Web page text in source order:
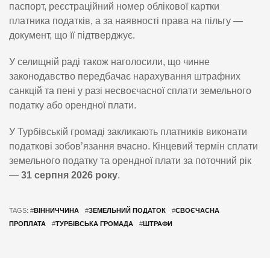
паспорт, реєстраційний номер облікової картки
платника податків, а за наявності права на пільгу —
документ, що її підтверджує.
У селищній раді також наголосили, що чинне
законодавство передбачає нарахування штрафних
санкцій та пені у разі несвоєчасної сплати земельного
податку або орендної плати.
У Турбівській громаді закликають платників виконати
податкові зобов’язання вчасно. Кінцевий термін сплати
земельного податку та орендної плати за поточний рік
— 31 серпня 2026 року.
TAGS: #ВІННИЧЧИНА #ЗЕМЕЛЬНИЙ ПОДАТОК #СВОЄЧАСНА
ПРОПЛАТА
#ТУРБІВСЬКА ГРОМАДА #ШТРАФИ